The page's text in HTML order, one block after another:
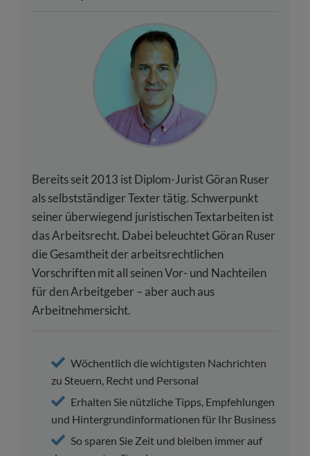
Bereits seit 2013 ist Diplom-Jurist Göran Ruser
als selbstständiger Texter tätig. Schwerpunkt
seiner überwiegend juristischen Textarbeiten ist
das Arbeitsrecht. Dabei beleuchtet Göran Ruser
die Gesamtheit der arbeitsrechtlichen
Vorschriften mit all seinen Vor- und Nachteilen
für den Arbeitgeber – aber auch aus
Arbeitnehmersicht.
Wöchentlich die wichtigsten Nachrichten
zu Steuern, Recht und Personal
Erhalten Sie nützliche Tipps, Empfehlungen
und Hintergrundinformationen für Ihr Business
So sparen Sie Zeit und bleiben immer auf